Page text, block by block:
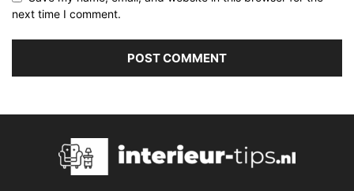
next time I comment.